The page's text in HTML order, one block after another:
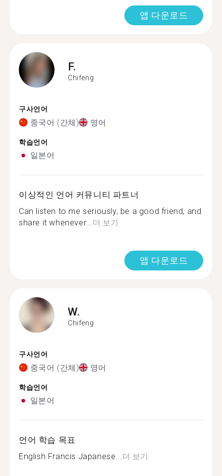
앱 다운로드
F.
Chifeng
구사언어
중국어 (간체) 영어
학습언어
일본어
이상적인 언어 커뮤니티 파트너
Can listen to me seriously, be a good friend, and
share it whenever...더 보기
앱 다운로드
W.
Chifeng
구사언어
중국어 (간체) 영어
학습언어
일본어
언어 학습 목표
English Francis Japanese...더 보기